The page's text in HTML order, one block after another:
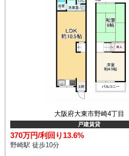
大阪府大東市野崎4丁目
戸建賃貸
370万円/利回り13.6%
野崎駅 徒歩10分